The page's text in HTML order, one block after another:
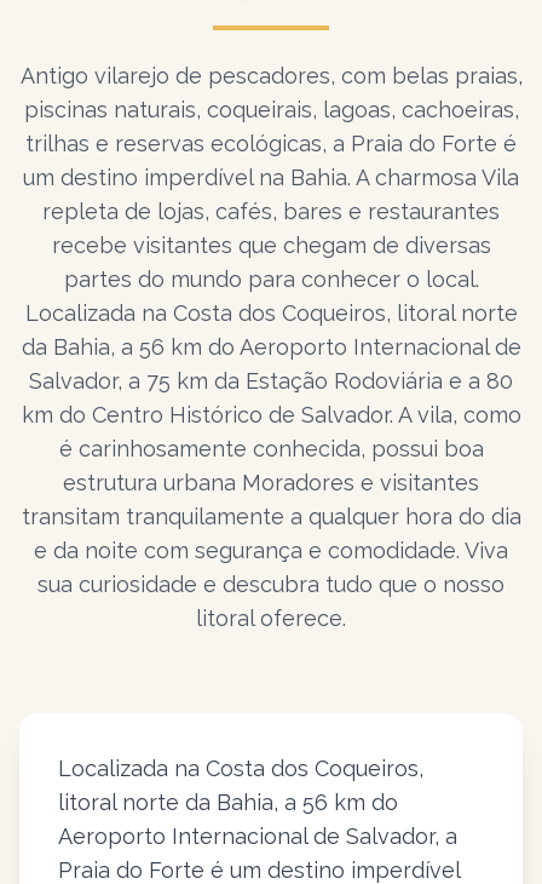
Antigo vilarejo de pescadores, com belas praias,
piscinas naturais, coqueirais, lagoas, cachoeiras,
trilhas e reservas ecológicas, a Praia do Forte é
um destino imperdível na Bahia. A charmosa Vila
repleta de lojas, cafés, bares e restaurantes
recebe visitantes que chegam de diversas
partes do mundo para conhecer o local.
Localizada na Costa dos Coqueiros, litoral norte
da Bahia, a 56 km do Aeroporto Internacional de
Salvador, a 75 km da Estação Rodoviária e a 80
km do Centro Histórico de Salvador. A vila, como
é carinhosamente conhecida, possui boa
estrutura urbana Moradores e visitantes
transitam tranquilamente a qualquer hora do dia
e da noite com segurança e comodidade. Viva
sua curiosidade e descubra tudo que o nosso
litoral oferece.
Localizada na Costa dos Coqueiros,
litoral norte da Bahia, a 56 km do
Aeroporto Internacional de Salvador, a
Praia do Forte é um destino imperdível